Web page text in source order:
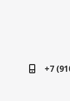
+7